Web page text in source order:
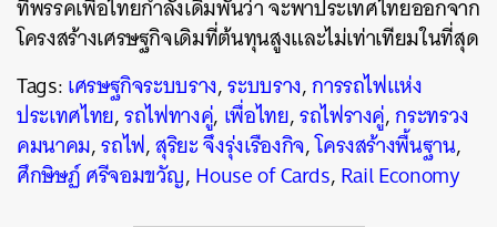
ที่พรรคเพื่อไทยกำลังเดิมพันว่า จะพาประเทศไทยออกจาก
โครงสร้างเศรษฐกิจเดิมที่ต้นทุนสูงและไม่เท่าเทียมในที่สุด
Tags:เศรษฐกิจระบบราง,ระบบราง,การรถไฟแห่ง
ประเทศไทย,รถไฟทางคู่, เพื่อไทย,รถไฟรางคู่,กระทรวง
คมนาคม,รถไฟ,สุริยะ จึงรุ่งเรืองกิจ,โครงสร้างพื้นฐาน,
ศึกษิษฏ์ ศรีจอมขวัญ,House of Cards,Rail Economy